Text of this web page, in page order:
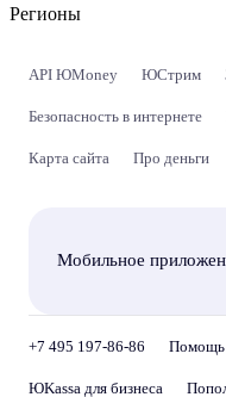
Регионы
API ЮMoney ЮСтрим
Безопасность в интернете
Карта сайта Про деньги
Мобильное
+7 495 197-86-86 Помощь
ЮKassa для бизнеса